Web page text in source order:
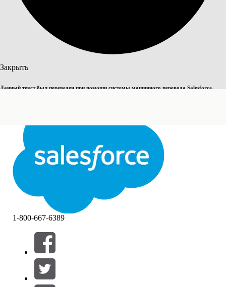
Закрыть
Данный текст был переведен при помощи системы машинного перевода Salesforce.
Закрыть
Фильтры (0)
ВЫБРАТЬ ФИЛЬТРЫ
Область продуктов
1-800-667-6389